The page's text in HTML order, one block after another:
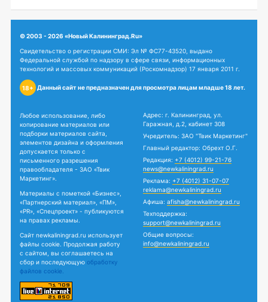
© 2003 - 2026 «Новый Калининград.Ru»
Свидетельство о регистрации СМИ: Эл № ФС77-43520, выдано
Федеральной службой по надзору в сфере связи, информационных
технологий и массовых коммуникаций (Роскомнадзор) 17 января 2011 г.
18+ Данный сайт не предназначен для просмотра лицам младше 18 лет.
Любое использование, либо
копирование материалов или
подборки материалов сайта,
элементов дизайна и оформления
допускается только с
письменного разрешения
правообладателя - ЗАО «Твик
Маркетинг».
Материалы с пометкой «Бизнес»,
«Партнерский материал», «ПМ»,
«PR», «Спецпроект» - публикуются
на правах рекламы.
Сайт newkaliningrad.ru использует
файлы cookie. Продолжая работу
с сайтом, вы соглашаетесь на
сбор и последующую обработку
файлов cookie.
Адрес: г. Калининград, ул.
Гаражная, д.2, кабинет 308
Учредитель: ЗАО "Твик Маркетинг"
Главный редактор: Обрехт О.Г.
Редакция: +7 (4012) 99-21-76
news@newkaliningrad.ru
Реклама: +7 (4012) 31-07-07
reklama@newkaliningrad.ru
Афиша: afisha@newkaliningrad.ru
Техподдержка:
support@newkaliningrad.ru
Общие вопросы:
info@newkaliningrad.ru